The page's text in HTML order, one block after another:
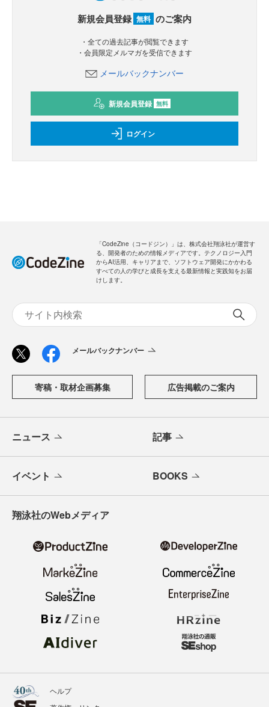
新規会員登録 無料 のご案内
・全ての過去記事が閲覧できます
・会員限定メルマガを受信できます
メールバックナンバー
新規会員登録 無料
ログイン
「CodeZine（コードジン）」は、株式会社翔泳社が運営す
る、開発者のための情報メディアです。テクノロジー入門
からAI活用、キャリアまで、ソフトウェア開発にかかわる
すべての人の学びと成長を支える最新情報と実践知をお届
けします。
メールバックナンバー
寄稿・取材企画募集 広告掲載のご案内
ニュース 記事
イベント BOOKS
翔泳社のWebメディア
ヘルプ